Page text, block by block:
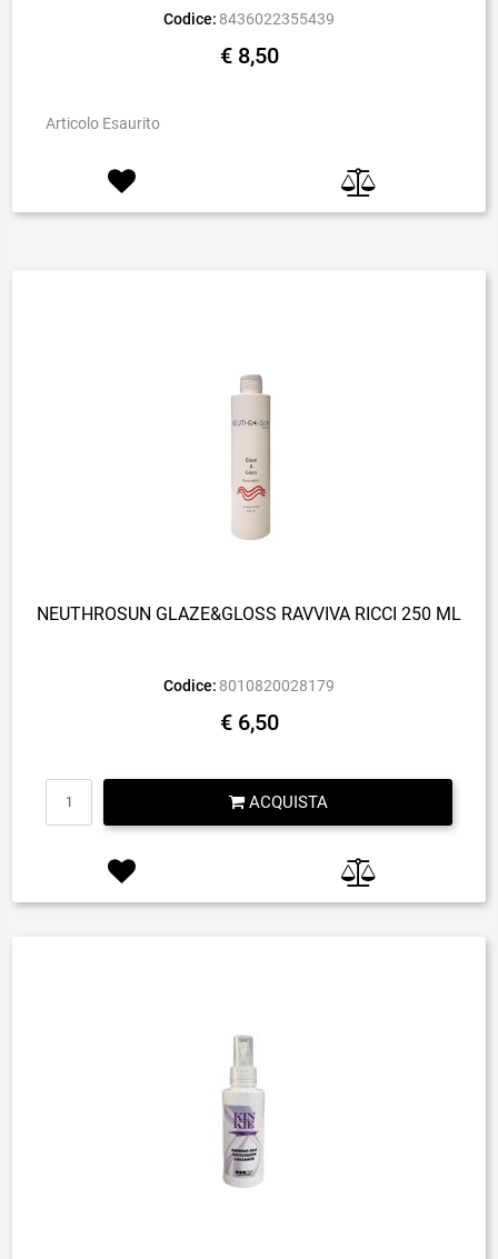
Codice: 8436022355439
€ 8,50
Articolo Esaurito
NEUTHROSUN GLAZE&GLOSS RAVVIVA RICCI 250 ML
Codice: 8010820028179
€ 6,50
ACQUISTA